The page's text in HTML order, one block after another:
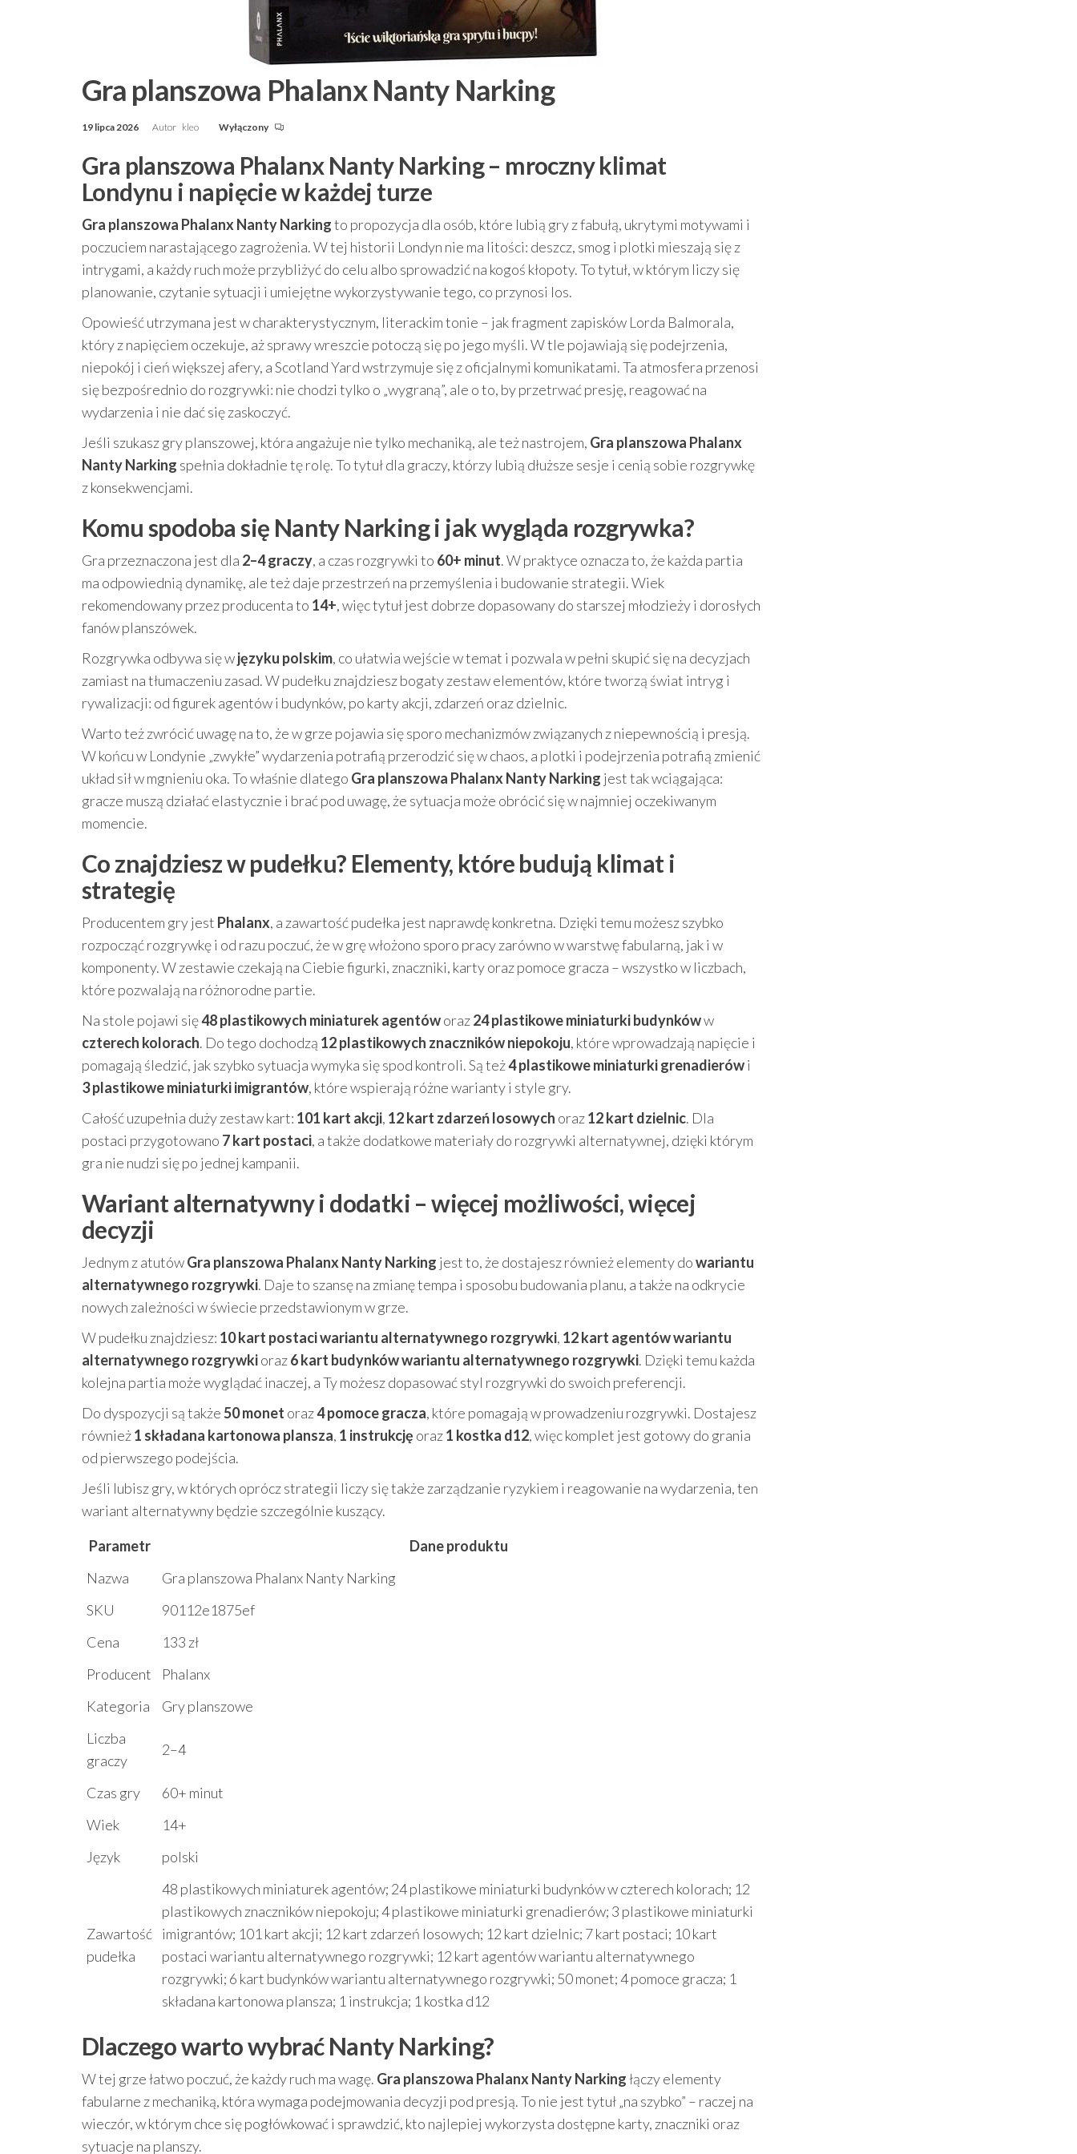
Gra planszowa Phalanx Nanty Narking
19 lipca 2026 Autor kleo Wyłączony
Gra planszowa Phalanx Nanty Narking – mroczny klimat
Londynu i napięcie w każdej turze
Gra planszowa Phalanx Nanty Narkingto propozycja dla osób, które lubią gry z fabułą, ukrytymi motywami i
poczuciem narastającego zagrożenia. W tej historii Londyn nie ma litości: deszcz, smog i plotki mieszają się z
intrygami, a każdy ruch może przybliżyć do celu albo sprowadzić na kogoś kłopoty. To tytuł, w którym liczy się
planowanie, czytanie sytuacji i umiejętne wykorzystywanie tego, co przynosi los.
Opowieść utrzymana jest w charakterystycznym, literackim tonie – jak fragment zapisków Lorda Balmorala,
który z napięciem oczekuje, aż sprawy wreszcie potoczą się po jego myśli. W tle pojawiają się podejrzenia,
niepokój i cień większej afery, a Scotland Yard wstrzymuje się z oficjalnymi komunikatami. Ta atmosfera przenosi
się bezpośrednio do rozgrywki: nie chodzi tylko o „wygraną”, ale o to, by przetrwać presję, reagować na
wydarzenia i nie dać się zaskoczyć.
Jeśli szukasz gry planszowej, która angażuje nie tylko mechaniką, ale też nastrojem, Gra planszowa Phalanx
Nanty Narking spełnia dokładnie tę rolę. To tytuł dla graczy, którzy lubią dłuższe sesje i cenią sobie rozgrywkę
z konsekwencjami.
Komu spodoba się Nanty Narking i jak wygląda rozgrywka?
Gra przeznaczona jest dla 2–4 graczy, a czas rozgrywki to 60+ minut. W praktyce oznacza to, że każda partia
ma odpowiednią dynamikę, ale też daje przestrzeń na przemyślenia i budowanie strategii. Wiek
rekomendowany przez producenta to 14+, więc tytuł jest dobrze dopasowany do starszej młodzieży i dorosłych
fanów planszówek.
Rozgrywka odbywa się wjęzyku polskim, co ułatwia wejście w temat i pozwala w pełni skupić się na decyzjach
zamiast na tłumaczeniu zasad. W pudełku znajdziesz bogaty zestaw elementów, które tworzą świat intryg i
rywalizacji: od figurek agentów i budynków, po karty akcji, zdarzeń oraz dzielnic.
Warto też zwrócić uwagę na to, że w grze pojawia się sporo mechanizmów związanych z niepewnością i presją.
W końcu w Londynie „zwykłe” wydarzenia potrafią przerodzić się w chaos, a plotki i podejrzenia potrafią zmienić
układ sił w mgnieniu oka. To właśnie dlatego Gra planszowa Phalanx Nanty Narking jest tak wciągająca:
gracze muszą działać elastycznie i brać pod uwagę, że sytuacja może obrócić się w najmniej oczekiwanym
momencie.
Co znajdziesz w pudełku? Elementy, które budują klimat i
strategię
Producentem gry jest Phalanx, a zawartość pudełka jest naprawdę konkretna. Dzięki temu możesz szybko
rozpocząć rozgrywkę i od razu poczuć, że w grę włożono sporo pracy zarówno w warstwę fabularną, jak i w
komponenty. W zestawie czekają na Ciebie figurki, znaczniki, karty oraz pomoce gracza – wszystko w liczbach,
które pozwalają na różnorodne partie.
Na stole pojawi się48 plastikowych miniaturek agentóworaz24 plastikowe miniaturki budynkóww
czterech kolorach. Do tego dochodzą 12 plastikowych znaczników niepokoju, które wprowadzają napięcie i
pomagają śledzić, jak szybko sytuacja wymyka się spod kontroli. Są też4 plastikowe miniaturki grenadierówi
3 plastikowe miniaturki imigrantów, które wspierają różne warianty i style gry.
Całość uzupełnia duży zestaw kart: 101 kart akcji, 12 kart zdarzeń losowych oraz12 kart dzielnic. Dla
postaci przygotowano 7 kart postaci, a także dodatkowe materiały do rozgrywki alternatywnej, dzięki którym
gra nie nudzi się po jednej kampanii.
Wariant alternatywny i dodatki – więcej możliwości, więcej
decyzji
Jednym z atutówGra planszowa Phalanx Nanty Narking jest to, że dostajesz również elementy dowariantu
alternatywnego rozgrywki. Daje to szansę na zmianę tempa i sposobu budowania planu, a także na odkrycie
nowych zależności w świecie przedstawionym w grze.
W pudełku znajdziesz: 10 kart postaci wariantu alternatywnego rozgrywki, 12 kart agentów wariantu
alternatywnego rozgrywkioraz6 kart budynków wariantu alternatywnego rozgrywki. Dzięki temu każda
kolejna partia może wyglądać inaczej, a Ty możesz dopasować styl rozgrywki do swoich preferencji.
Do dyspozycji są także50 monet oraz4 pomoce gracza, które pomagają w prowadzeniu rozgrywki. Dostajesz
również1 składana kartonowa plansza, 1 instrukcję oraz1 kostka d12, więc komplet jest gotowy do grania
od pierwszego podejścia.
Jeśli lubisz gry, w których oprócz strategii liczy się także zarządzanie ryzykiem i reagowanie na wydarzenia, ten
wariant alternatywny będzie szczególnie kuszący.
Parametr
Dane produktu
Nazwa
Gra planszowa Phalanx Nanty Narking
SKU
90112e1875ef
Cena
133 zł
Producent
Phalanx
Kategoria
Gry planszowe
Liczba
graczy
2–4
Czas gry
60+ minut
Wiek
14+
Język
polski
Zawartość
pudełka
48 plastikowych miniaturek agentów; 24 plastikowe miniaturki budynków w czterech kolorach; 12
plastikowych znaczników niepokoju; 4 plastikowe miniaturki grenadierów; 3 plastikowe miniaturki
imigrantów; 101 kart akcji; 12 kart zdarzeń losowych; 12 kart dzielnic; 7 kart postaci; 10 kart
postaci wariantu alternatywnego rozgrywki; 12 kart agentów wariantu alternatywnego
rozgrywki; 6 kart budynków wariantu alternatywnego rozgrywki; 50 monet; 4 pomoce gracza; 1
składana kartonowa plansza; 1 instrukcja; 1 kostka d12
Dlaczego warto wybrać Nanty Narking?
W tej grze łatwo poczuć, że każdy ruch ma wagę. Gra planszowa Phalanx Nanty Narkingłączy elementy
fabularne z mechaniką, która wymaga podejmowania decyzji pod presją. To nie jest tytuł „na szybko” – raczej na
wieczór, w którym chce się pogłówkować i sprawdzić, kto najlepiej wykorzysta dostępne karty, znaczniki oraz
sytuacje na planszy.